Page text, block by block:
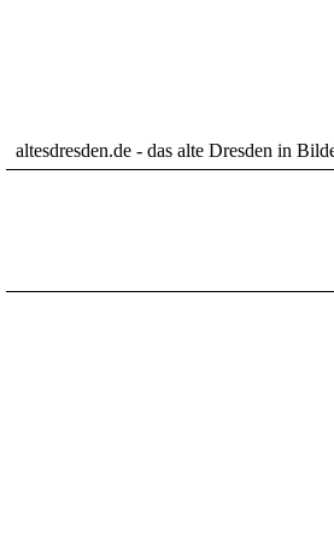
altesdresden.de - das alte Dresden in